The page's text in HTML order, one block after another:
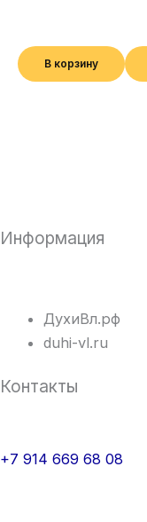
В корзину
Информация
ДухиВл.рф
duhi-vl.ru
Контакты
+7 914 669 68 08